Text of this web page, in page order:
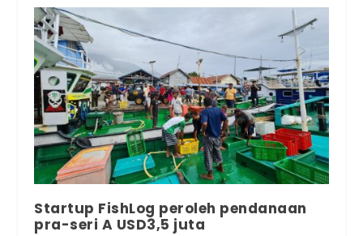
Startup FishLog peroleh pendanaan
pra-seri A USD3,5 juta